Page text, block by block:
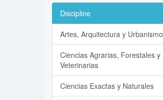
Discipline
Artes, Arquitectura y Urbanismo
Ciencias Agrarias, Forestales y
Veterinarias
Ciencias Exactas y Naturales